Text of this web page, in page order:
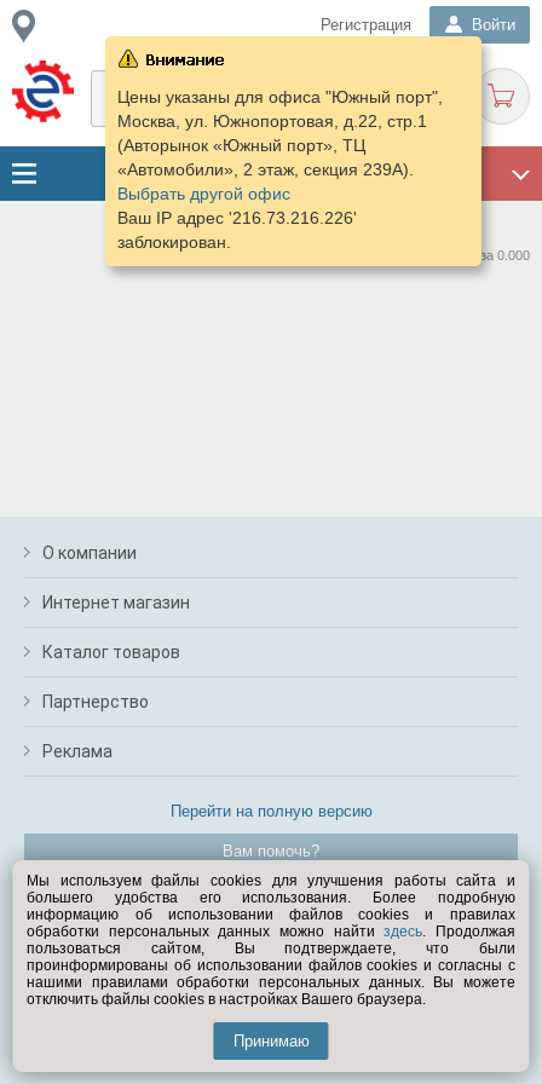
Регистрация Войти
Цены указаны для офиса "Южный порт",
Москва, ул. Южнопортовая, д.22, стр.1
(Авторынок «Южный порт», ТЦ
«Автомобили», 2 этаж, секция 239А).
Выбрать другой офис
Ваш IP адрес '216.73.216.226'
заблокирован.
Нашлось предложений: 0 за 0.000
О компании
Интернет магазин
Каталог товаров
Партнерство
Реклама
Перейти на полную версию
Вам помочь?
© Exist.ru 1998—2026
Мы используем файлы cookies для улучшения работы сайта и
большего удобства его использования. Более подробную
информацию об использовании файлов cookies и правилах
обработки персональных данных можно найтиздесь. Продолжая
пользоваться сайтом, Вы подтверждаете, что были
проинформированы об использовании файлов cookies и согласны с
нашими правилами обработки персональных данных. Вы можете
отключить файлы cookies в настройках Вашего браузера.
Принимаю